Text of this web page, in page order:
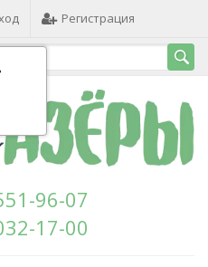
Регистрация
96-07
17-00